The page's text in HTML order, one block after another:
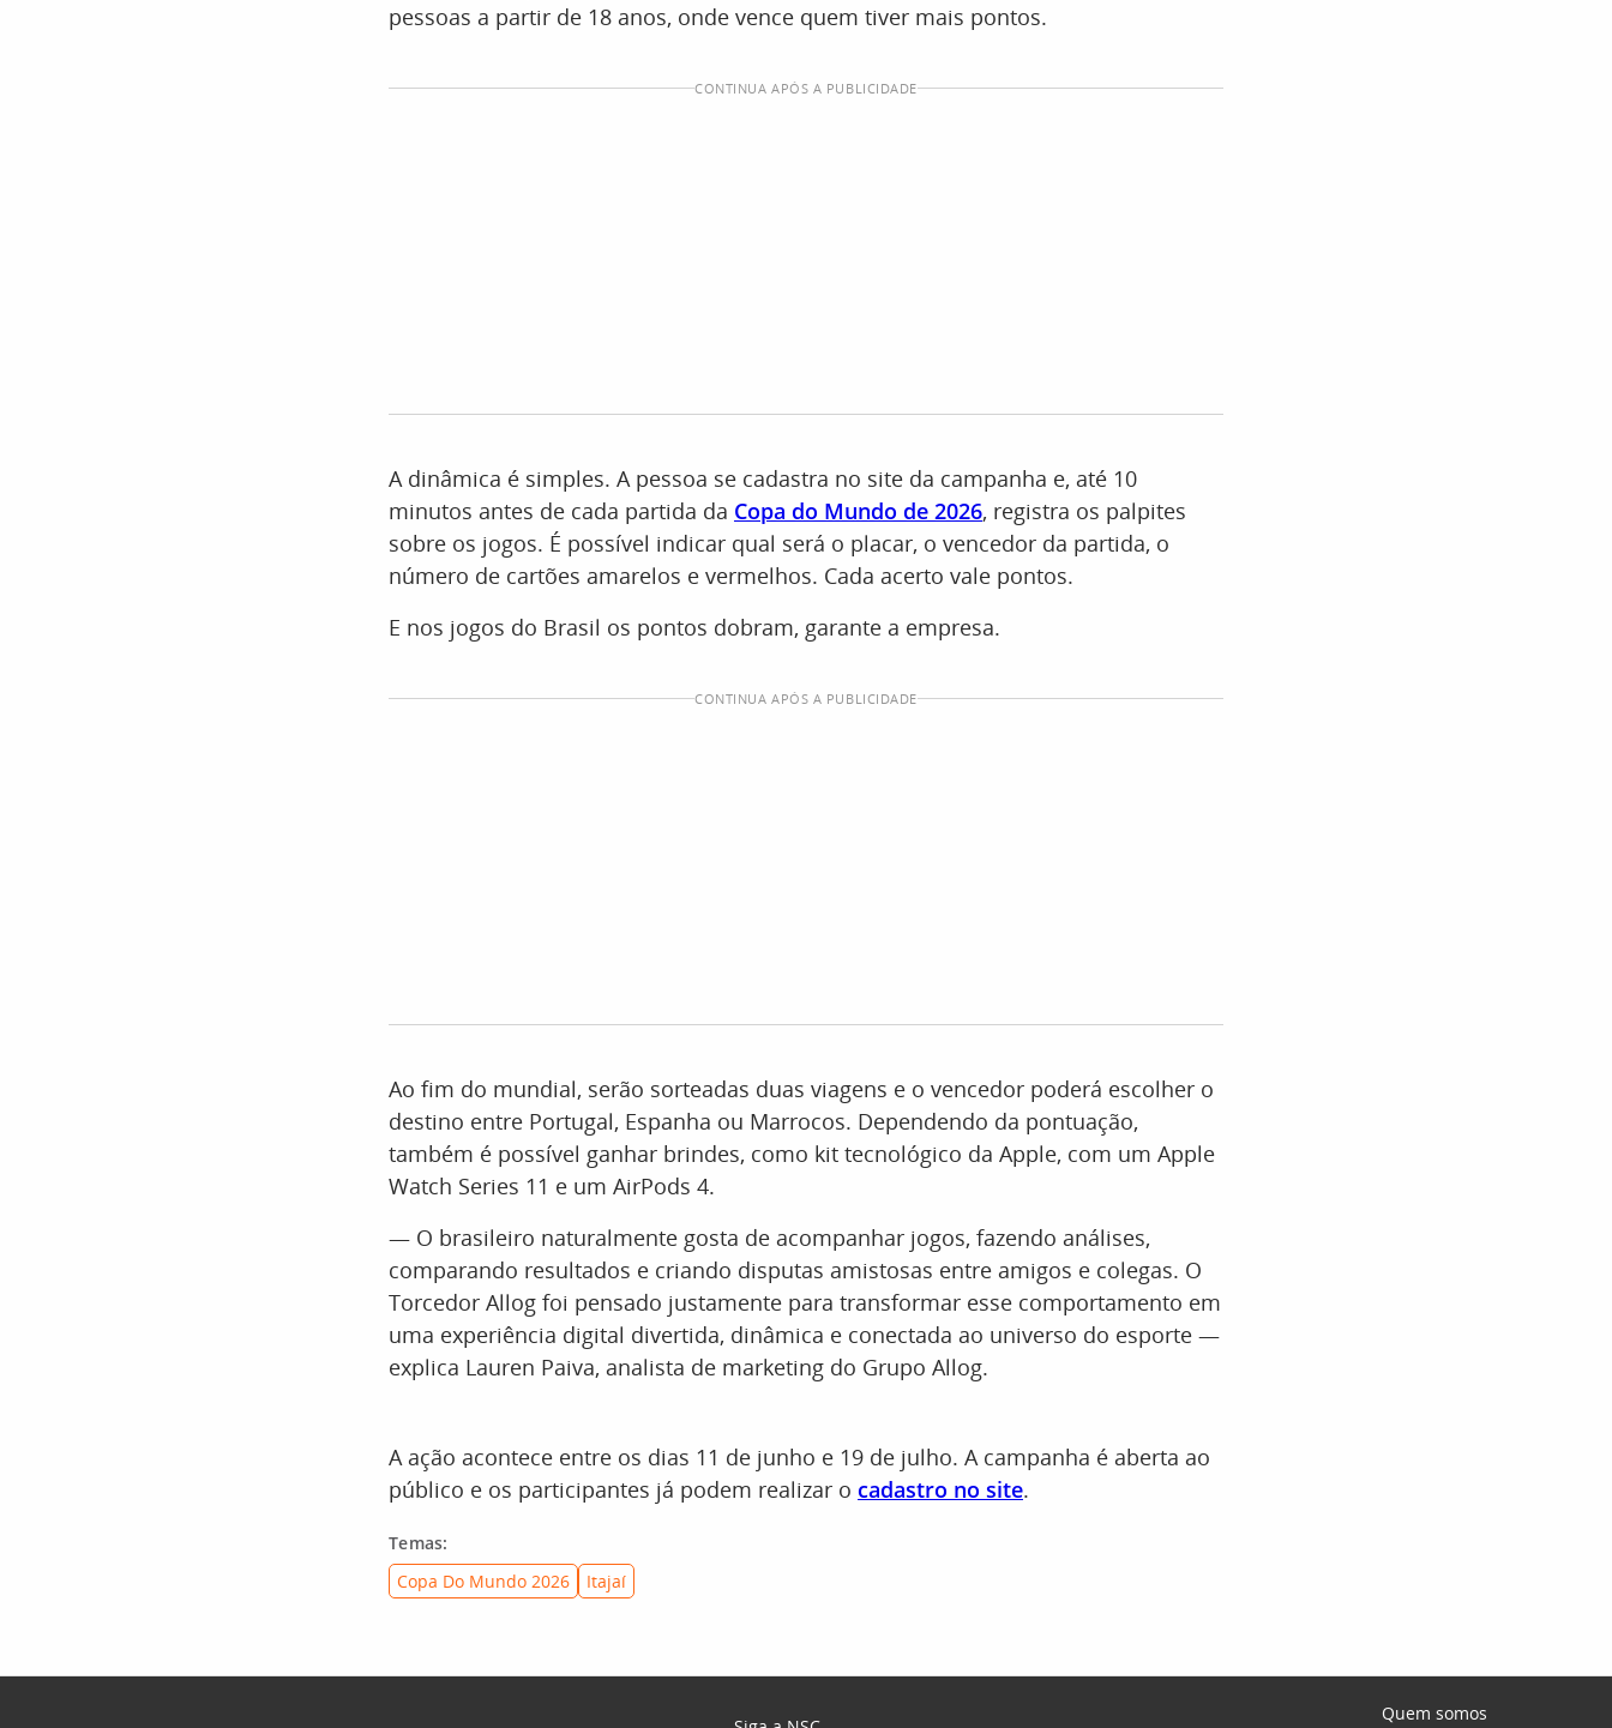
pessoas a partir de 18 anos, onde vence quem tiver mais pontos.
CONTINUA APÓS A PUBLICIDADE
A dinâmica é simples. A pessoa se cadastra no site da campanha e, até 10
minutos antes de cada partida da Copa do Mundo de 2026, registra os palpites
sobre os jogos. É possível indicar qual será o placar, o vencedor da partida, o
número de cartões amarelos e vermelhos. Cada acerto vale pontos.
E nos jogos do Brasil os pontos dobram, garante a empresa.
CONTINUA APÓS A PUBLICIDADE
Ao fim do mundial, serão sorteadas duas viagens e o vencedor poderá escolher o
destino entre Portugal, Espanha ou Marrocos. Dependendo da pontuação,
também é possível ganhar brindes, como kit tecnológico da Apple, com um Apple
Watch Series 11 e um AirPods 4.
— O brasileiro naturalmente gosta de acompanhar jogos, fazendo análises,
comparando resultados e criando disputas amistosas entre amigos e colegas. O
Torcedor Allog foi pensado justamente para transformar esse comportamento em
uma experiência digital divertida, dinâmica e conectada ao universo do esporte —
explica Lauren Paiva, analista de marketing do Grupo Allog.
A ação acontece entre os dias 11 de junho e 19 de julho. A campanha é aberta ao
público e os participantes já podem realizar o cadastro no site.
Temas:
Copa Do Mundo 2026
Itajaí
Quem somos